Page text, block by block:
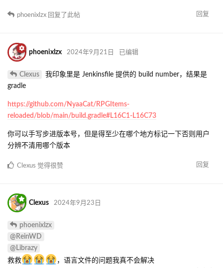
回复
phoenixlzx 回复了此帖
phoenixlzx 2024年9月21日 已编辑
Clexus
我印象里是 Jenkinsfile 提供的 build number，结果是
gradle
https://github.com/NyaaCat/RPGItems-
reloaded/blob/main/build.gradle#L16C1-L16C73
你可以手写步进版本号，但是得至少在哪个地方标记一下否则用户
分辨不清用哪个版本
回复
Clexus 觉得很赞
Clexus 2024年9月23日
phoenixlzx
@ReinWD
@Librazy
救救
，语言文件的问题我真不会解决